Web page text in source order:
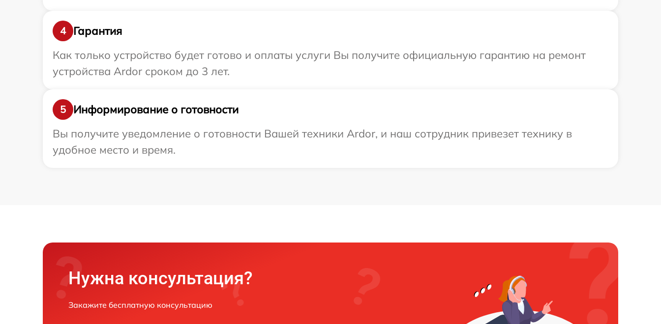
4
Гарантия
Как только устройство будет готово и оплаты услуги Вы получите официальную гарантию на ремонт
устройства Ardor сроком до 3 лет.
5
Информирование о готовности
Вы получите уведомление о готовности Вашей техники Ardor, и наш сотрудник привезет технику в
удобное место и время.
Нужна консультация?
Закажите бесплатную консультацию